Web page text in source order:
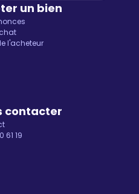
un bien
l'acheteur
contacter
61 19